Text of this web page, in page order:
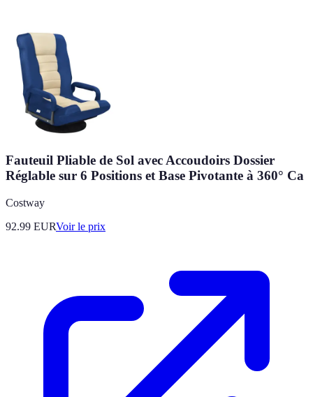
Fauteuil Pliable de Sol avec Accoudoirs Dossier
Réglable sur 6 Positions et Base Pivotante à 360° Ca
Costway
92.99 EURVoir le prix